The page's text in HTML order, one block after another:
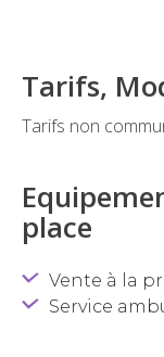
Tarifs,
Tarifs non
place
Vente à la
Service